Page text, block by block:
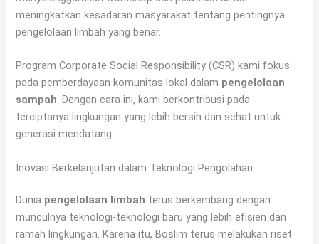
meningkatkan kesadaran masyarakat tentang pentingnya
pengelolaan limbah yang benar.
Program Corporate Social Responsibility (CSR) kami fokus
pada pemberdayaan komunitas lokal dalam pengelolaan
sampah. Dengan cara ini, kami berkontribusi pada
terciptanya lingkungan yang lebih bersih dan sehat untuk
generasi mendatang.
Inovasi Berkelanjutan dalam Teknologi Pengolahan
Dunia pengelolaan limbah terus berkembang dengan
munculnya teknologi-teknologi baru yang lebih efisien dan
ramah lingkungan. Karena itu, Boslim terus melakukan riset